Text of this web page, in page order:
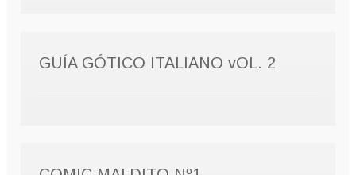
GUÍA GÓTICO ITALIANO vOL. 2